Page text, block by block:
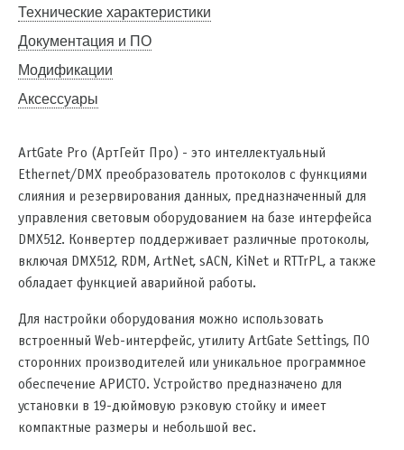
Технические характеристики
Документация и ПО
Модификации
Аксессуары
ArtGate Pro (АртГейт Про) - это интеллектуальный
Ethernet/DMX преобразователь протоколов с функциями
слияния и резервирования данных, предназначенный для
управления световым оборудованием на базе интерфейса
DMX512. Конвертер поддерживает различные протоколы,
включая DMX512, RDM, ArtNet, sACN, KiNet и RTTrPL, а также
обладает функцией аварийной работы.
Для настройки оборудования можно использовать
встроенный Web-интерфейс, утилиту ArtGate Settings, ПО
сторонних производителей или уникальное программное
обеспечение АРИСТО. Устройство предназначено для
установки в 19-дюймовую рэковую стойку и имеет
компактные размеры и небольшой вес.